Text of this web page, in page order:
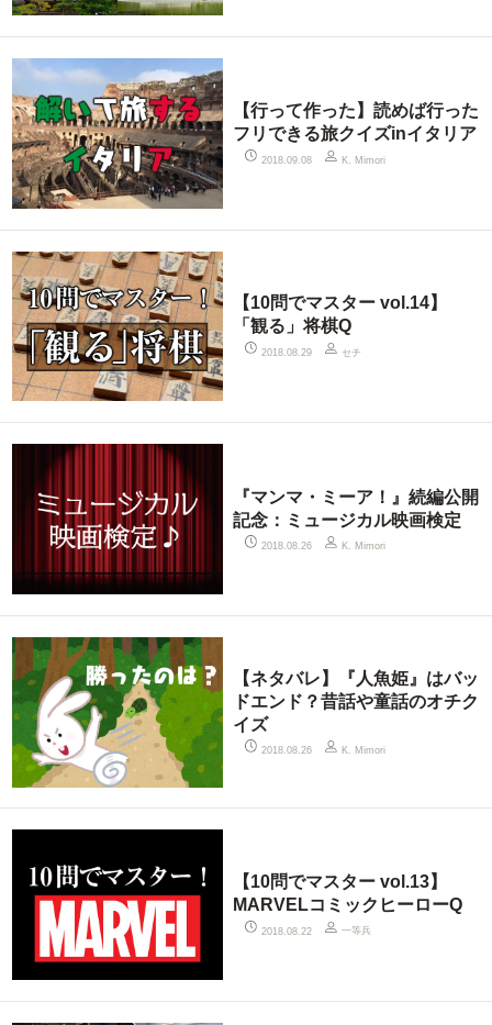
【行って作った】読めば行った
フリできる旅クイズinイタリア
2018.09.08 K. Mimori
【10問でマスター vol.14】
「観る」将棋Q
2018.08.29 セチ
『マンマ・ミーア！』続編公開
記念：ミュージカル映画検定
2018.08.26 K. Mimori
【ネタバレ】『人魚姫』はバッ
ドエンド？昔話や童話のオチク
イズ
2018.08.26 K. Mimori
【10問でマスター vol.13】
MARVELコミックヒーローQ
2018.08.22 一等兵